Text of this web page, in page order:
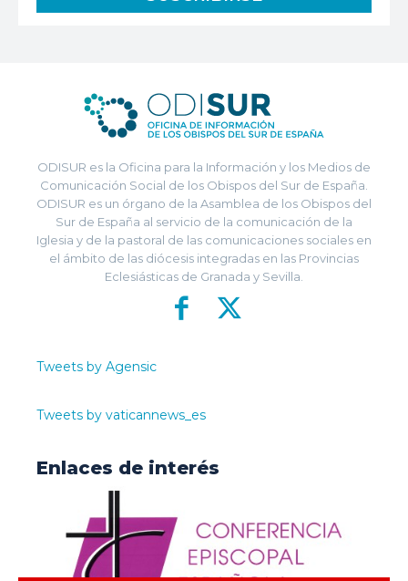
ODISUR es la Oficina para la Información y los Medios de
Comunicación Social de los Obispos del Sur de España.
ODISUR es un órgano de la Asamblea de los Obispos del
Sur de España al servicio de la comunicación de la
Iglesia y de la pastoral de las comunicaciones sociales en
el ámbito de las diócesis integradas en las Provincias
Eclesiásticas de Granada y Sevilla.
Tweets by Agensic
Tweets by vaticannews_es
Enlaces de interés